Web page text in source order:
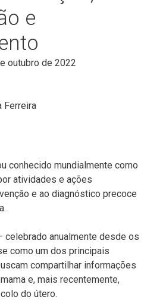
e
outubro de 2022
Ferreira
conhecido mundialmente como
atividades e ações
e ao diagnóstico precoce
celebrado anualmente desde os
como um dos principais
compartilhar informações
e, mais recentemente,
do útero.